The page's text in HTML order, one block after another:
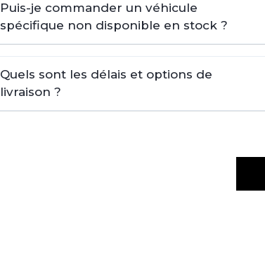
Puis-je commander un véhicule
spécifique non disponible en stock ?
Quels sont les délais et options de
livraison ?